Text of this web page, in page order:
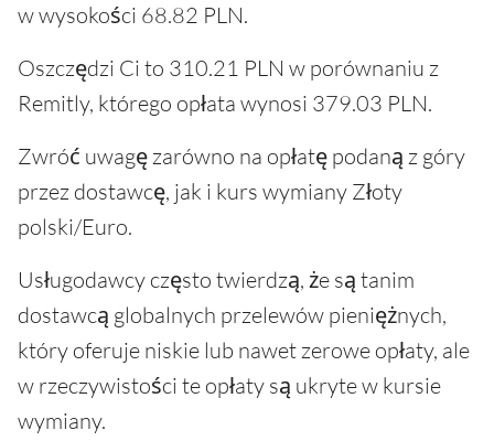
w wysokości 68.82 PLN.
Oszczędzi Ci to 310.21 PLN w porównaniu z
Remitly, którego opłata wynosi 379.03 PLN.
Zwróć uwagę zarówno na opłatę podaną z góry
przez dostawcę, jak i kurs wymiany Złoty
polski/Euro.
Usługodawcy często twierdzą, że są tanim
dostawcą globalnych przelewów pieniężnych,
który oferuje niskie lub nawet zerowe opłaty, ale
w rzeczywistości te opłaty są ukryte w kursie
wymiany.